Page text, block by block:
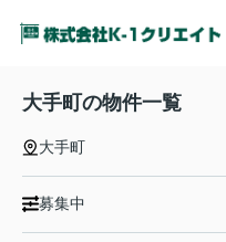
大手町の物件一覧
大手町
募集中